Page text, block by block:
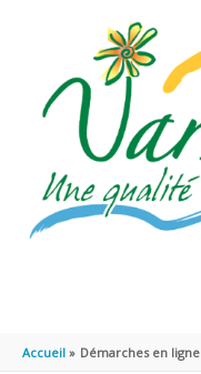
Accueil Démarches en ligne